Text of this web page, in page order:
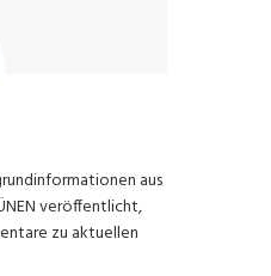
aus
veröffentlicht,
zu aktuellen